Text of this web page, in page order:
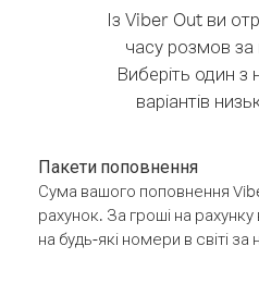
Із Viber Out ви
часу розмов за
Виберіть один з
варіантів
Пакети поповнення
Сума вашого поповнення
рахунок. За гроші на
на будь-які номери в світі